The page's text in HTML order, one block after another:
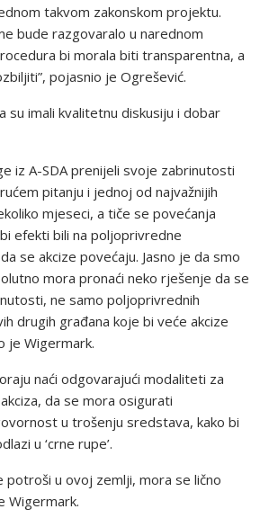
takvom zakonskom projektu.
bude razgovaralo u narednom
bi morala biti transparentna, a
pojasnio je Ogrešević.
su imali kvalitetnu diskusiju i dobar
iz A-SDA prenijeli svoje zabrinutosti
pitanju i jednoj od najvažnijih
mjeseci, a tiče se povećanja
efekti bili na poljoprivredne
se akcize povećaju. Jasno je da smo
mora pronaći neko rješenje da se
ne samo poljoprivrednih
drugih građana koje bi veće akcize
je Wigermark.
naći odgovarajući modaliteti za
da se mora osigurati
u trošenju sredstava, kako bi
u ‘crne rupe’.
potroši u ovoj zemlji, mora se lično
Wigermark.